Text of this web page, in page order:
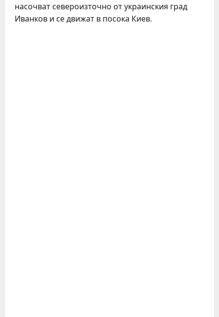
насочват североизточно от украинския град
Иванков и се движат в посока Киев.